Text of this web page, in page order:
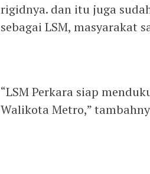
rigidnya. dan itu juga
sebagai LSM, masyarakat
“LSM Perkara siap
Walikota Metro,”